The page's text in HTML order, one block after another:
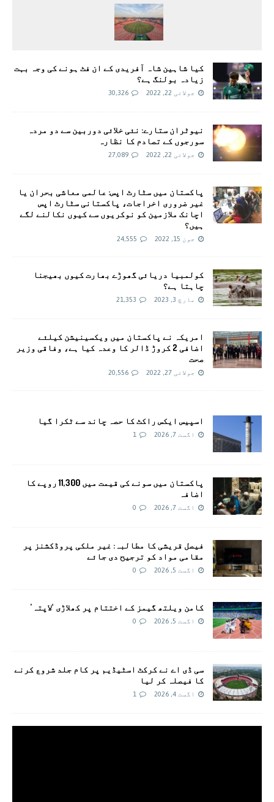
کیا شاہین شاہ آفریدی کے ان فٹ ہونے کی وجہ بہت
زیادہ بولنگ ہے؟
جولائی 22, 2022 30,326
نیوٹران ستارے: نئی خلائی دوربین سے دو مردہ
سورجوں کے تصادم کا نظارہ
جولائی 22, 2022 27,089
پاکستان میں سٹارٹ اپس: عالمی معاشی بحران یا
غیر ضروری اخراجات، پاکستانی سٹارٹ اپس
اچانک ملازمین کو نوکریوں سے کیوں نکالنے لگے
ہیں؟
جون 15, 2022 24,555
کولمبیا دریائی گھوڑے بھارت کیوں بھیجنا
چاہتا ہے؟
مارچ 3, 2023 21,353
امريکہ نے پاکستان میں ویکسینیشن کیلئے
اضافی 2 کروڑ ڈالر کا وعدہ کیا ہے، وفاقی وزیر
صحت
جولائی 27, 2022 20,556
اسپیس ایکس راکٹ کا حصہ چاند سے ٹکرا گیا
اگست 7, 2026 1
پاکستان میں سونے کی قیمت میں 11,300 روپے کا
اضافہ
اگست 7, 2026 0
فیصل قریشی کا مطالبہ: غیر ملکی پروڈکشنز پر
مقامی مواد کو ترجیح دی جائے
اگست 5, 2026 0
کامن ویلتھ گیمز کے اختتام پر کھلاڑی ‘لاپتہ’
اگست 5, 2026 0
سی ڈی اے نے کرکٹ اسٹیڈیم پر کام جلد شروع کرنے
کا فیصلہ کر لیا
اگست 4, 2026 1